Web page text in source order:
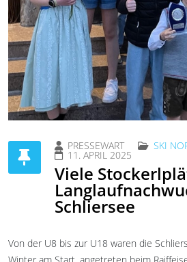
PRESSEWART SKI
11. APRIL 2025
Viele
Schliersee
Von der U8 bis zur U18 waren die
Winter am Start, angetreten beim